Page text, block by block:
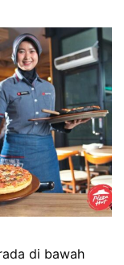
di bawah